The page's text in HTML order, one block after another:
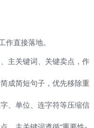
直接落地。
主关键词、关键卖点，作
成简短句子，优先移除重
、单位、连字符等压缩信